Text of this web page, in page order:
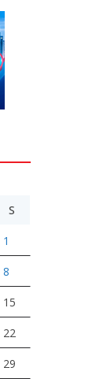
S
1
8
15
22
29